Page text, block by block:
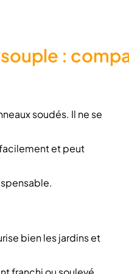
:
soudés. Il ne se
et peut
bien les jardins et